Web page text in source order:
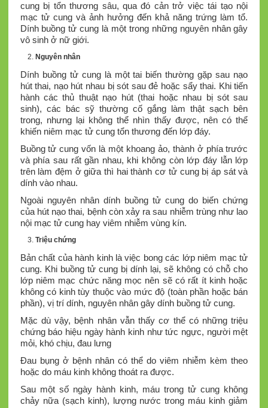
cung bị tổn thương sâu, qua đó cản trở việc tái tạo nội
mạc tử cung và ảnh hưởng đến khả năng trứng làm tổ.
Dính buồng tử cung là một trong những nguyên nhân gây
vô sinh ở nữ giới.
Nguyên nhân
Dính buồng tử cung là một tai biến thường gặp sau nạo
hút thai, nạo hút nhau bị sót sau đẻ hoặc sẩy thai. Khi tiến
hành các thủ thuật nạo hút (thai hoặc nhau bị sót sau
sinh), các bác sỹ thường cố gắng làm thật sạch bên
trong, nhưng lại không thể nhìn thấy được, nên có thể
khiến niêm mạc tử cung tổn thương đến lớp đáy.
Buồng tử cung vốn là một khoang ảo, thành ở phía trước
và phía sau rất gần nhau, khi không còn lớp đáy lẫn lớp
trên làm đệm ở giữa thì hai thành cơ tử cung bị áp sát và
dính vào nhau.
Ngoài nguyên nhân dính buồng tử cung do biến chứng
của hút nạo thai, bệnh còn xảy ra sau nhiễm trùng như lao
nội mạc tử cung hay viêm nhiễm vùng kín.
Triệu chứng
Bản chất của hành kinh là việc bong các lớp niêm mạc tử
cung. Khi buồng tử cung bị dính lại, sẽ không có chỗ cho
lớp niêm mạc chức năng mọc nên sẽ có rất ít kinh hoặc
không có kinh tùy thuộc vào mức độ (toàn phần hoặc bán
phần), vị trí dính, nguyên nhân gây dính buồng tử cung.
Mặc dù vậy, bệnh nhân vẫn thấy cơ thể có những triệu
chứng báo hiệu ngày hành kinh như tức ngực, người mệt
mỏi, khó chịu, đau lưng
Đau bụng ở bệnh nhân có thể do viêm nhiễm kèm theo
hoặc do máu kinh không thoát ra được.
Sau một số ngày hành kinh, máu trong tử cung không
chảy nữa (sạch kinh), lượng nước trong máu kinh giảm